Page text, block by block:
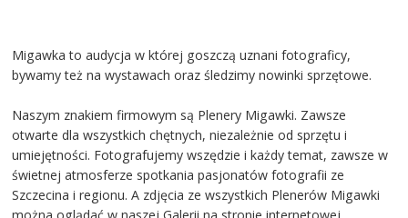
Migawka to audycja w której goszczą uznani fotograficy,
bywamy też na wystawach oraz śledzimy nowinki sprzętowe.
Naszym znakiem firmowym są Plenery Migawki. Zawsze
otwarte dla wszystkich chętnych, niezależnie od sprzętu i
umiejętności. Fotografujemy wszędzie i każdy temat, zawsze w
świetnej atmosferze spotkania pasjonatów fotografii ze
Szczecina i regionu. A zdjęcia ze wszystkich Plenerów Migawki
można oglądać w naszej Galerii na stronie internetowej.